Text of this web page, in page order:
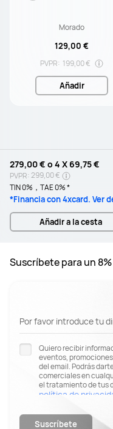
Morado
129,00 €
PVPR: 199,00 €
Añadir
279,00 € o 4 X 69,75 €
PVPR: 299,00 €
TIN 0%，TAE 0% *
*Financia con 4xcard. Ver
Añadir a la cesta
Suscríbete para un
Por favor introduce tu
Quiero recibir
eventos,
del email. Podrás
comerciales en
el tratamiento de tus
política de
Suscríbete